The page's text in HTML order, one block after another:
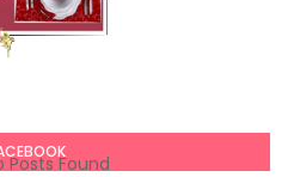
Posts Found